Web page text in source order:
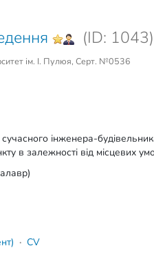
(ID: 1043)
ім. І. Пулюя, Серт. №0536
інженера-
в залежності від місцевих
· CV